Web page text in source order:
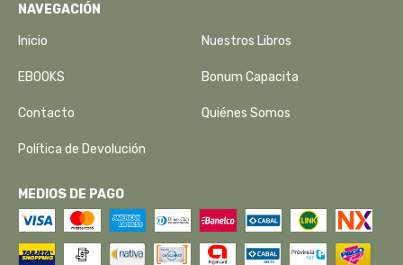
NAVEGACIÓN
Inicio Nuestros Libros
EBOOKS Bonum Capacita
Contacto Quiénes Somos
Política de Devolución
MEDIOS DE PAGO